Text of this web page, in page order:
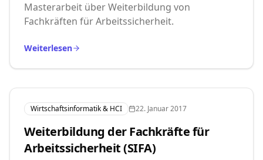
Masterarbeit über Weiterbildung von
Fachkräften für Arbeitssicherheit.
Weiterlesen
Wirtschaftsinformatik & HCI 22. Januar 2017
Weiterbildung der Fachkräfte für
Arbeitssicherheit (SIFA)